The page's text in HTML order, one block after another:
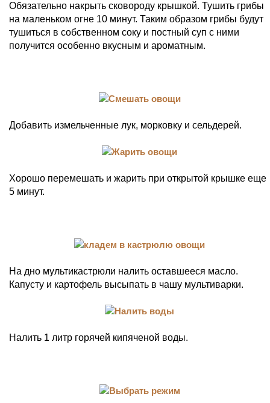
Обязательно накрыть сковороду крышкой. Тушить грибы
на маленьком огне 10 минут. Таким образом грибы будут
тушиться в собственном соку и постный суп с ними
получится особенно вкусным и ароматным.
Добавить измельченные лук, морковку и сельдерей.
Хорошо перемешать и жарить при открытой крышке еще
5 минут.
На дно мультикастрюли налить оставшееся масло.
Капусту и картофель высыпать в чашу мультиварки.
Налить 1 литр горячей кипяченой воды.